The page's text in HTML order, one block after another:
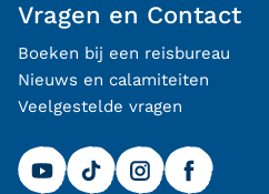
Vragen en Contact
Boeken bij een reisbureau
Nieuws en calamiteiten
Veelgestelde vragen